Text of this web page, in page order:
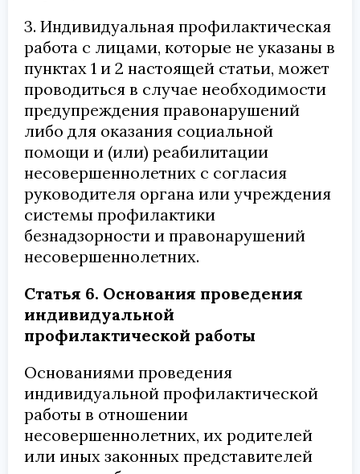
3. Индивидуальная профилактическая
работа с лицами, которые не указаны в
пунктах 1 и 2 настоящей статьи, может
проводиться в случае необходимости
предупреждения правонарушений
либо для оказания социальной
помощи и (или) реабилитации
несовершеннолетних с согласия
руководителя органа или учреждения
системы профилактики
безнадзорности и правонарушений
несовершеннолетних.
Статья 6. Основания проведения
индивидуальной
профилактической работы
Основаниями проведения
индивидуальной профилактической
работы в отношении
несовершеннолетних, их родителей
или иных законных представителей